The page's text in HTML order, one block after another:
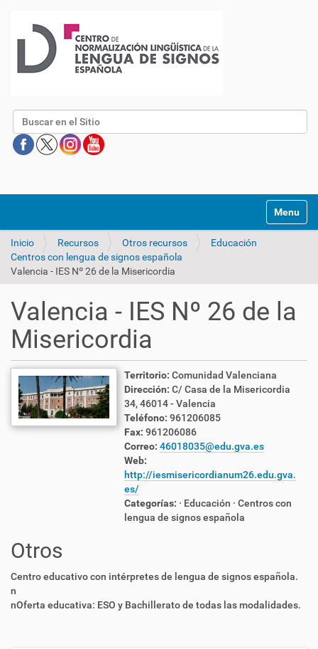
Buscar
Mostrar/
Inicio Recursos Otros recursos
Educación
Centros con lengua de signos española
Valencia - IES Nº 26 de la Misericordia
Valencia - IES Nº 26 de la
Misericordia
Territorio: Comunidad Valenciana
Dirección: C/ Casa de la Misericordia
34, 46014 - Valencia
Teléfono: 961206085
Fax: 961206086
Correo: 46018035@edu.gva.es
Web:
http://iesmisericordianum26.edu.gva.
es/
Categorías: · Educación · Centros con
lengua de signos española
Otros
Centro educativo con intérpretes de lengua de signos española.
n
nOferta educativa: ESO y Bachillerato de todas las modalidades.